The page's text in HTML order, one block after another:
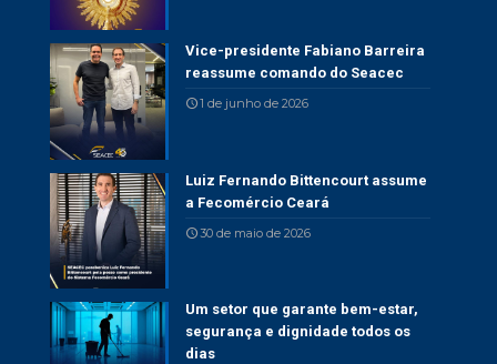
Vice-presidente Fabiano Barreira
reassume comando do Seacec
1 de junho de 2026
Luiz Fernando Bittencourt assume
a Fecomércio Ceará
30 de maio de 2026
Um setor que garante bem-estar,
segurança e dignidade todos os
dias